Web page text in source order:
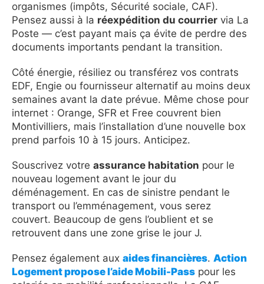
organismes (impôts, Sécurité sociale, CAF).
Pensez aussi à la réexpédition du courrier via La
Poste — c’est payant mais ça évite de perdre des
documents importants pendant la transition.
Côté énergie, résiliez ou transférez vos contrats
EDF, Engie ou fournisseur alternatif au moins deux
semaines avant la date prévue. Même chose pour
internet : Orange, SFR et Free couvrent bien
Montivilliers, mais l’installation d’une nouvelle box
prend parfois 10 à 15 jours. Anticipez.
Souscrivez votre assurance habitation pour le
nouveau logement avant le jour du
déménagement. En cas de sinistre pendant le
transport ou l’emménagement, vous serez
couvert. Beaucoup de gens l’oublient et se
retrouvent dans une zone grise le jour J.
Pensez également aux aides financières. Action
Logement propose l’aide Mobili-Pass pour les